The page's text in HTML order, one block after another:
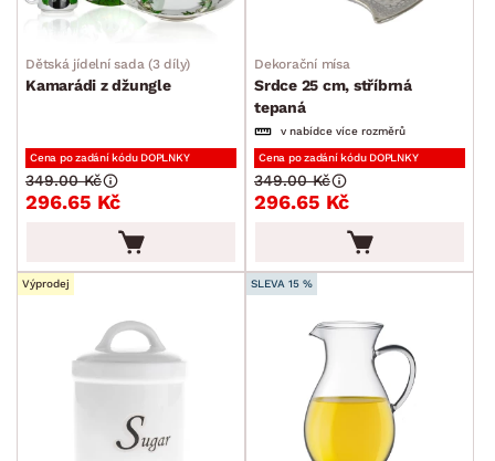
Dětská jídelní sada (3 díly)
Kamarádi z džungle
Cena po zadání kódu DOPLNKY
296.65 Kč
349.00 Kč
Dekorační mísa
Srdce 25 cm, stříbrná
tepaná
v nabídce více rozměrů
Cena po zadání kódu DOPLNKY
296.65 Kč
349.00 Kč
Výprodej SLEVA 15 %